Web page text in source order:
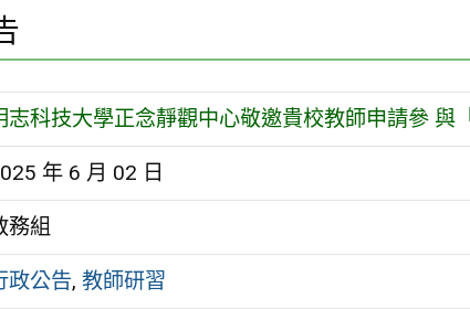
志科技大學正念靜觀中心敬邀貴校教師申請參 與
年 6 月 02 日
務組
政公告, 教師研習